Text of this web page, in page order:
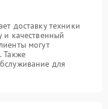
доставку техники
и качественный
могут
Также
для